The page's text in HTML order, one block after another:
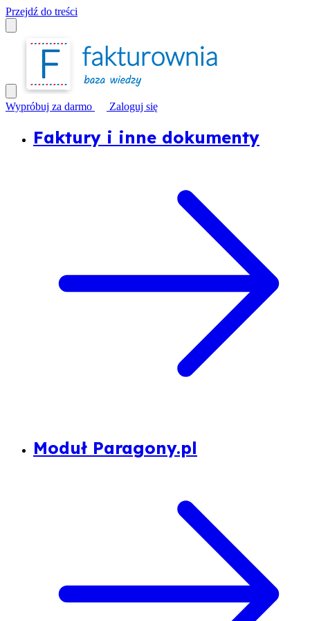
Przejdź do treści
Wypróbuj za darmo Zaloguj się
Faktury i inne dokumenty
Moduł Paragony.pl